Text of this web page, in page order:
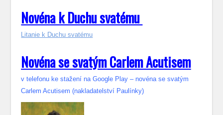
Novéna k Duchu svatému
Litanie k Duchu svatému
Novéna se svatým Carlem Acutisem
v telefonu ke stažení na Google Play – novéna se svatým
Carlem Acutisem (nakladatelství Paulínky)